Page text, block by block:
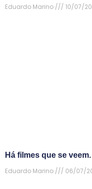
Eduardo Marino
10/07/
Há filmes que se
Eduardo Marino
06/07/